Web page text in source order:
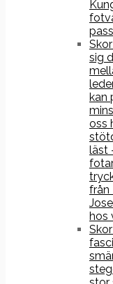
sig
kan
oss
läst
från
hos